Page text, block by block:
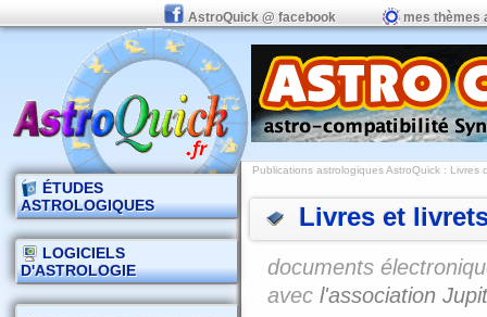
AstroQuick @ facebook mes thèmes
ÉTUDES
ASTROLOGIQUES
LOGICIELS
D'ASTROLOGIE
Publications astrologiques AstroQuick : Livres
Livres et
documents
avec l'association